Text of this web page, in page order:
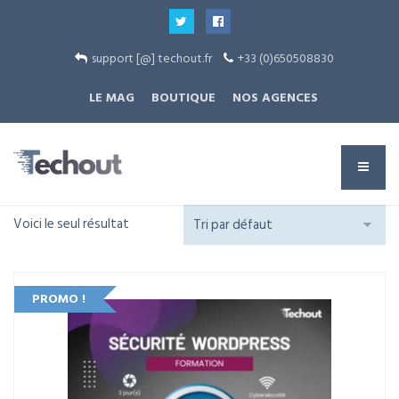
support [@] techout.fr
+33 (0)650508830
LE MAG
BOUTIQUE NOS AGENCES
Voici le seul résultat
PROMO !